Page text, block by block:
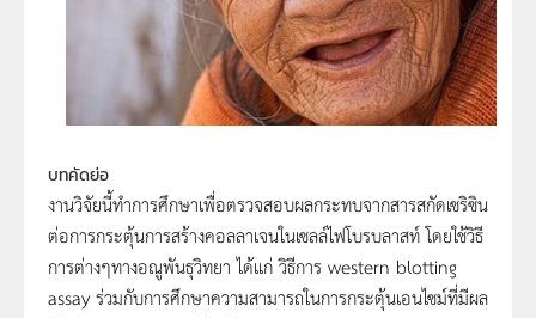
บทคัดย่อ
งานวิจัยนี้ทำการศึกษาเพื่อตรวจสอบผลกระทบจากสารสกัดเซริซิน
ต่อการกระตุ้นการสร้างคอลลาเจนในเซลล์ไฟโบรบลาสท์ โดยใช้วิธี
การต่างๆทางอณูพันธุวิทยา ได้แก่ วิธีการ western blotting
assay ร่วมกับการศึกษาความสามารถในการกระตุ้นเอนไซม์ที่มีผล